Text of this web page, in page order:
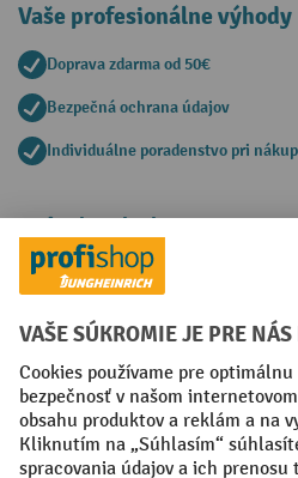
Vaše profesionálne výhody
Doprava zdarma od 50€
Bezpečná ochrana údajov
Individuálne poradenstvo pri
Spôsoby platby
Creditcard (Master)Creditcard (Visa)
Faktúra Predplatba
Sociálne siete
Facebook
YouTube
LinkedIn